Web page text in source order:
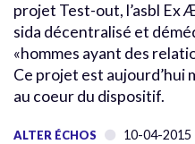
projet Test-out, l’asbl Ex
sida décentralisé et
«hommes ayant des
Ce projet est aujourd’hui
au coeur du dispositif.
ALTER ÉCHOS 10-04-2015